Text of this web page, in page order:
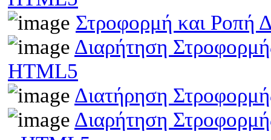
Στροφορμή και Ροπή
Διαρήτηση
HTML5
Διατήρηση
Διαρήτηση